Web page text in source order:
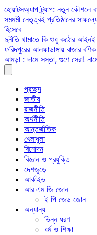
Skip
to
content
হোয়াটসঅ্যাপ ট্র্যাপ: নতুন কৌশলে
সমমর্মী নেতৃত্বই প্রতিষ্ঠানের
হিসেবে
দুর্নীতি থামাতে কি শুধু কঠোর আইনই
ফরিদপুরের আলফাডাঙ্গায় বাজার
আমড়া : দামে সস্তা, গুণে সেরা!
প্রচ্ছদ
জাতীয়
রাজনীতি
অর্থনীতি
আন্তর্জাতিক
খেলাধুলা
বিনোদন
বিজ্ঞান ও প্রযুক্তি
দেশজুড়ে
আর্কাইভ
আর এম জি জোন
ই পি জেড জোন
অন্যান্য
ভিন্ন ধরণ
ধর্ম ও শিক্ষা